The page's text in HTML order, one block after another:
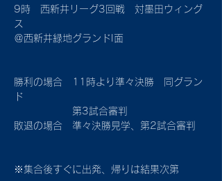
9時　西新井リーグ3回戦　対墨田ウィング
ス
＠西新井緑地グランドI面
勝利の場合　11時より準々決勝　同グラン
ド
第3試合審判
敗退の場合　準々決勝見学、第2試合審判
※集合後すぐに出発、帰りは結果次第